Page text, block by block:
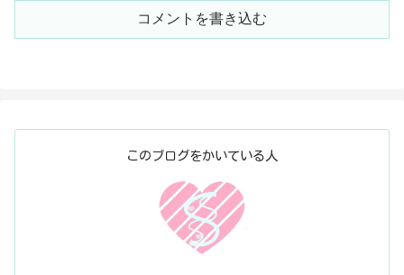
コメントを書き込む
このブログをかいている人